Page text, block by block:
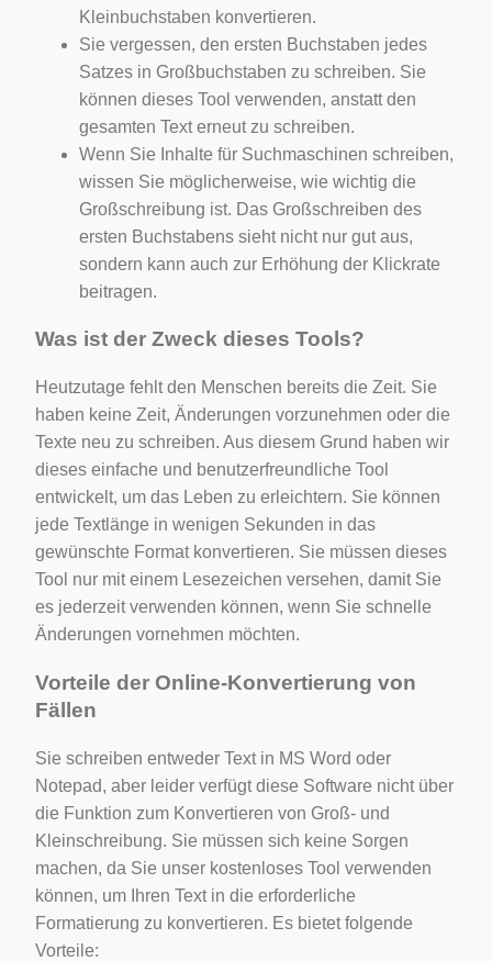
Kleinbuchstaben konvertieren.
Sie vergessen, den ersten Buchstaben jedes
Satzes in Großbuchstaben zu schreiben. Sie
können dieses Tool verwenden, anstatt den
gesamten Text erneut zu schreiben.
Wenn Sie Inhalte für Suchmaschinen schreiben,
wissen Sie möglicherweise, wie wichtig die
Großschreibung ist. Das Großschreiben des
ersten Buchstabens sieht nicht nur gut aus,
sondern kann auch zur Erhöhung der Klickrate
beitragen.
Was ist der Zweck dieses Tools?
Heutzutage fehlt den Menschen bereits die Zeit. Sie
haben keine Zeit, Änderungen vorzunehmen oder die
Texte neu zu schreiben. Aus diesem Grund haben wir
dieses einfache und benutzerfreundliche Tool
entwickelt, um das Leben zu erleichtern. Sie können
jede Textlänge in wenigen Sekunden in das
gewünschte Format konvertieren. Sie müssen dieses
Tool nur mit einem Lesezeichen versehen, damit Sie
es jederzeit verwenden können, wenn Sie schnelle
Änderungen vornehmen möchten.
Vorteile der Online-Konvertierung von
Fällen
Sie schreiben entweder Text in MS Word oder
Notepad, aber leider verfügt diese Software nicht über
die Funktion zum Konvertieren von Groß- und
Kleinschreibung. Sie müssen sich keine Sorgen
machen, da Sie unser kostenloses Tool verwenden
können, um Ihren Text in die erforderliche
Formatierung zu konvertieren. Es bietet folgende
Vorteile: